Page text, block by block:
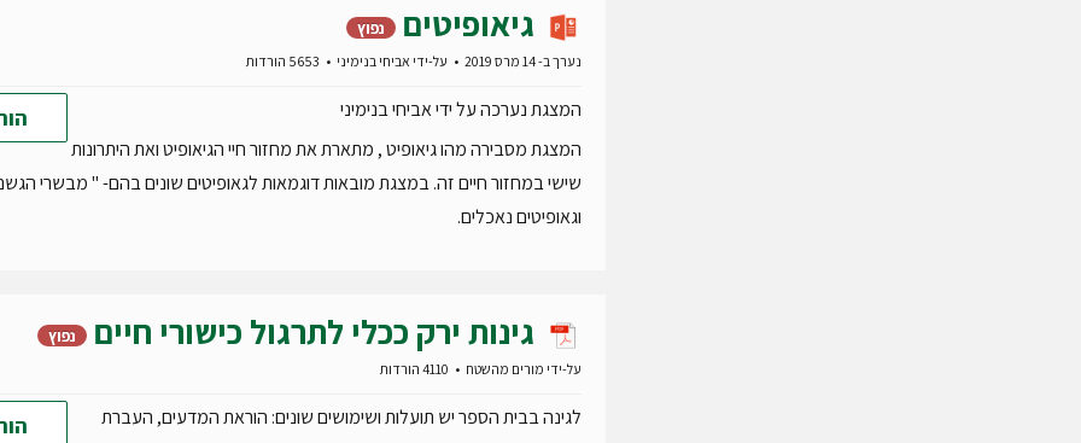
גיאופיטים נפוץ
נערך ב- 14 מרס 2019 על-ידי אביחי בנימיני
המצגת נערכה על ידי אביחי בנימיני
המצגת מסבירה מהו גיאופיט , מתארת את מחזור חיי הגיאופיט ואת היתרונות
שישי במחזור חיים זה. במצגת מובאות דוגמאות לגאופיטים שונים בהם- " מבשרי
וגאופיטים נאכלים.
גינות ירק ככלי לתרגול כישורי חיים נפוץ
על-ידי מורים מהשטח
לגינה בבית הספר יש תועלות ושימושים שונים: הוראת המדעים, העברת